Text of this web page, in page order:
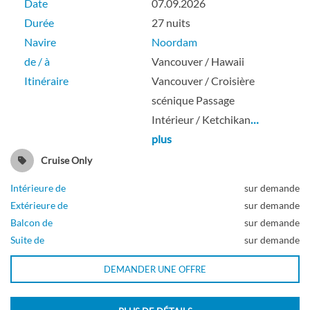
Intérieure
Intérieure
Cabine avec intérieur large/standard-[L]
Pont Rotterdam
Date
07.09.2026
Durée
27 nuits
Navire
Noordam
de / à
Vancouver / Hawaii
Itinéraire
Vancouver / Croisière
scénique Passage
Intérieur / Ketchikan…
plus
Cruise Only
Intérieure de
sur demande
Extérieure de
sur demande
Balcon de
sur demande
Suite de
sur demande
DEMANDER UNE OFFRE